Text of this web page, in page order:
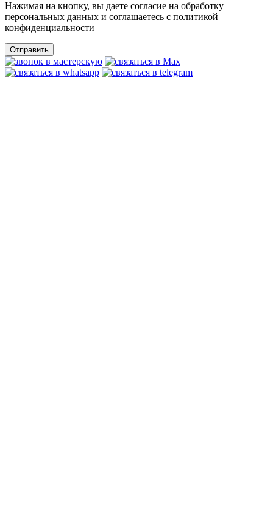
Нажимая на кнопку, вы даете согласие на обработку
персональных данных и соглашаетесь c политикой
конфиденциальности
Отправить